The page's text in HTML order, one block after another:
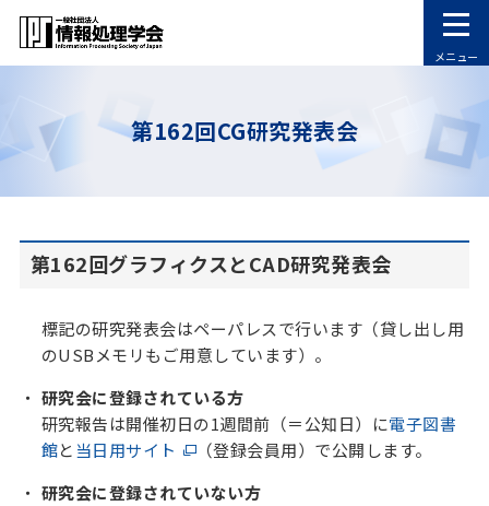
メニュー
第162回CG研究発表会
第162回グラフィクスとCAD研究発表会
標記の研究発表会はペーパレスで行います（貸し出し用
のUSBメモリもご用意しています）。
研究会に登録されている方
研究報告は開催初日の1週間前（＝公知日）に電子図書
館と 当日用サイト
（登録会員用）で公開します。
研究会に登録されていない方